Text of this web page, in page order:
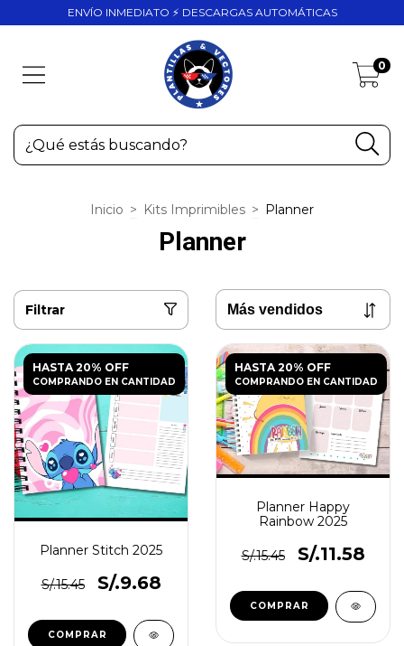
ENVÍO INMEDIATO ⚡ DESCARGAS AUTOMÁTICAS
0
Inicio > Kits Imprimibles > Planner
Planner
Filtrar
HASTA 20% OFF
COMPRANDO EN CANTIDAD
Planner Stitch 2025
S/.15.45 S/.9.68
HASTA 20% OFF
COMPRANDO EN CANTIDAD
Planner Happy
Rainbow 2025
S/.15.45 S/.11.58